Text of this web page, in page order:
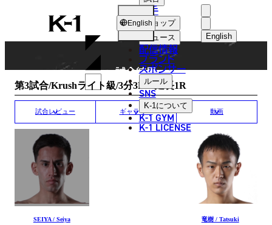
K-
1
English
한국어
中文（简体
中文（繁體
選手
ショップ
ニュース
配信情報
ブランド
スポンサー
ルール
SNS
K-1について
K-1 GYM
K-1 LICENSE
English
MATCH RESULT
試合結果
第3試合/Krushライト級/3分3R・延長1R
試合レビュー ギャラリー 動画
SEIYA / Seiya 竜樹 / Tatsuki